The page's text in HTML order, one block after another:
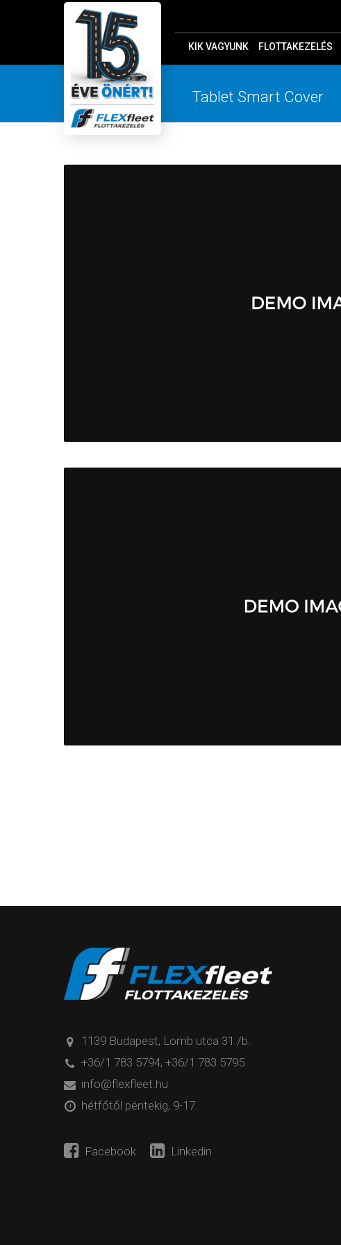
KIK VAGYUNK FLOTTAKEZELÉS
Tablet Smart Cover
1139 Budapest, Lomb utca 31./b.
+36/1 783 5794, +36/1 783 5795
info@flexfleet.hu
hétfőtől péntekig, 9-17.
Facebook Linkedin